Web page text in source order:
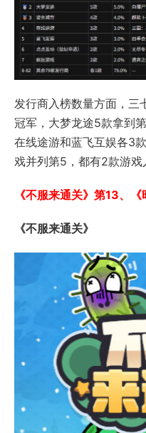
发行商入榜数量方面，三
冠军，大梦龙途5款拿到
在线途游和蓝飞互娱各3
戏并列第5，都有2款游戏
《不服来通关》第13、
《不服来通关》